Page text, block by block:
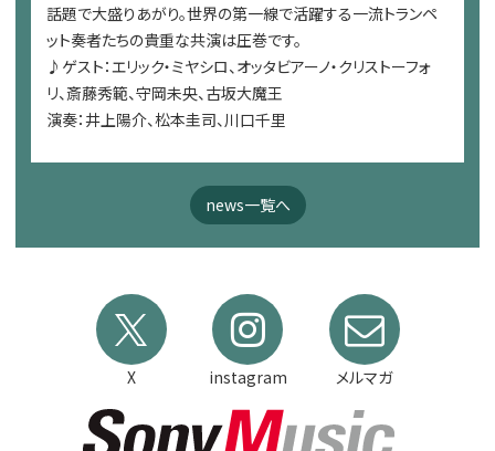
話題で大盛りあがり。世界の第一線で活躍する一流トランペ
ット奏者たちの貴重な共演は圧巻です。
♪ゲスト：エリック・ミヤシロ、オッタビアーノ・クリストーフォ
リ、斎藤秀範、守岡未央、古坂大魔王
演奏：井上陽介、松本圭司、川口千里
news一覧へ
X instagram メルマガ